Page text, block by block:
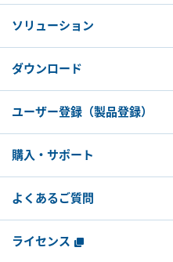
ソリューション
ダウンロード
ユーザー登録 （製品登録）
購入・サポート
よくあるご質問
ライセンス